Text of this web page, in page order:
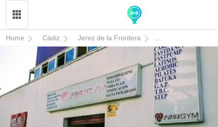
Home Cádiz Jerez de la Frontera FAST GYM JEREZ